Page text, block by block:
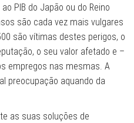
PIB do Japão ou do Reino
são cada vez mais vulgares
são vítimas destes perigos, o
o seu valor afetado e –
empregos nas mesmas. A
preocupação aquando da
as suas soluções de